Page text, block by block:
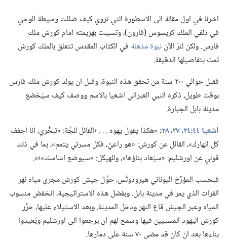
اشرنا في اول مقالة الى الاسطورة التي تروي كيف ضللت وسيطة الوحي
في دلفي الملك كريسوس (‏قارون)‏،‏ وتسببت بهزيمته امام كورش ملك
فارس.‏ ولكن لنرَ الآننبوة مذهلة في الكتاب المقدس تتعلق بالملك كورش
تمت بتفاصيلها الدقيقة.‏
فقبل حوالي ٢٠٠ سنة من تحقق هذه النبوة،‏ وقبل ان يولد كورش ملك فارس
بوقت طويل،‏ ذكره النبي العبراني اشعيا بالاسم ووصف كيف سيُخضع
مدينة بابل الجبارة.‏
اشعيا ٤٤:‏​٢٤،‏
٢٧،‏ ٢٨ ‏:‏ «هكذا يقول يهوه .‏ .‏ .‏ ‹القائل للجَّة:‏ «تبخَّري،‏ انا اجفف
كل انهارك»،‏ القائل عن كورش:‏ «هو راعيَّ،‏ فكل مسرتي يتمم»،‏ بما في ذلك
قولي عن اورشليم:‏ «سيُعاد بناؤها»،‏ وللهيكل:‏ «سيوضع اساسك»›».‏
فبحسب المؤرِّخ اليوناني هيرودوتُس،‏ حوَّل جيش كورش مجرى مياه نهر
الفرات الذي يمر في مدينة بابل.‏ وبفضل هذه الاستراتيجية،‏ انخفض منسوب
المياه وعبر الجيش قاع النهر ودخل المدينة.‏ وبعد الاستيلاء عليها،‏ حرَّر
كورش اليهود المسبيين فيها وسمح لهم ان يرجعوا الى اورشليم ويُعيدوا
بناءها بعد ان كان قد مضى ٧٠ سنة على دمارها.‏